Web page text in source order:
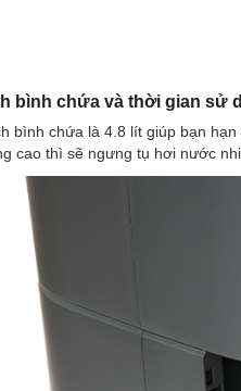
bình chứa và thời gian sử
bình chứa là 4.8 lít giúp bạn
cao thì sẽ ngưng tụ hơi nước